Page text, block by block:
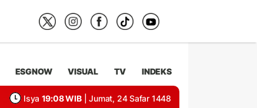
ESGNOW VISUAL TV INDEKS
Isya 19:08 WIB | Jumat, 24 Safar 1448